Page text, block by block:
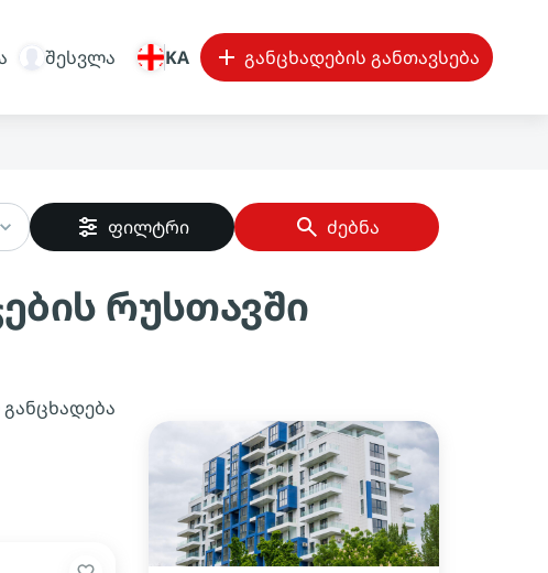
შესვლა KA განცხადების განთავსება
ფილტრი ძებნა
რუსთავში
განცხადება